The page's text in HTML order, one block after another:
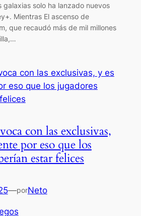
galaxias solo ha lanzado nuevos
Mientras El ascenso de
que recaudó más de mil millones
con las exclusivas,
por eso que los
estar felices
—porNeto